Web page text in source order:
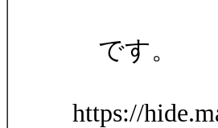
です。
https://